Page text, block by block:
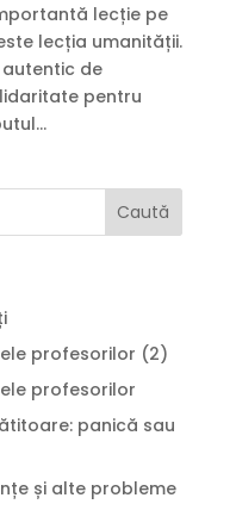
lecție pe
lecția umanității.
autentic de
pentru
profesorilor (2)
profesorilor
panică sau
și alte probleme